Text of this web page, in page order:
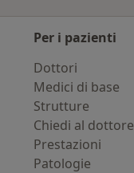
Per i pazienti
Dottori
Medici di base
Strutture
Chiedi al dottore
Prestazioni
Patologie